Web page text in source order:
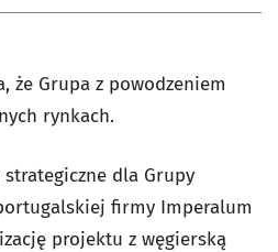
że Grupa z powodzeniem
rynkach.
dla Grupy
firmy Imperalum
projektu z węgierską